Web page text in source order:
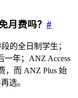
月费吗？ #
的全日制学生；
年；ANZ Access
，而 ANZ Plus 始
选。